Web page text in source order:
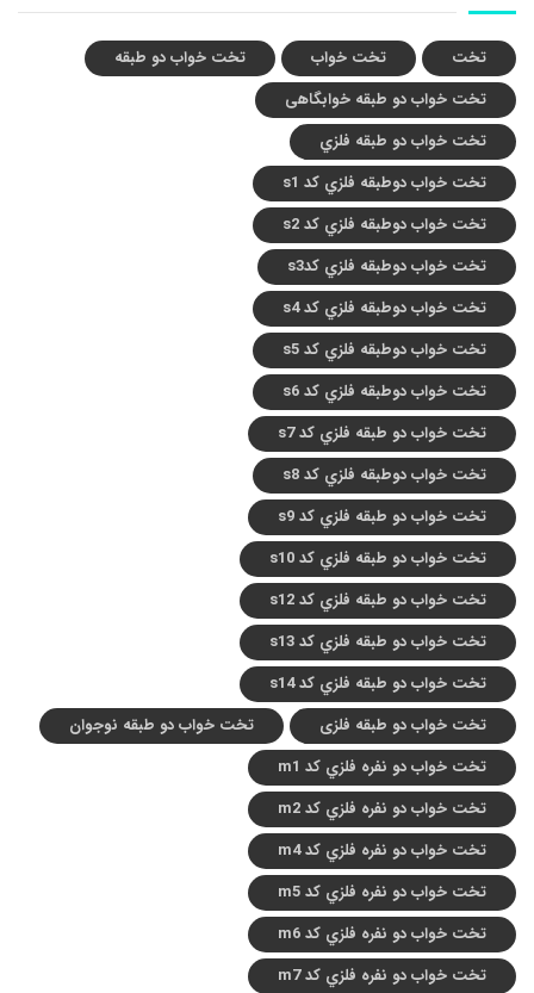
تخت تخت خواب
تخت خواب دو طبقه
تخت خواب دو طبقه خوابگاهی
تخت خواب دو طبقه فلزي
تخت خواب دوطبقه فلزي کد s1
تخت خواب دوطبقه فلزي کد s2
تخت خواب دوطبقه فلزي کدs3
تخت خواب دوطبقه فلزي کد s4
تخت خواب دوطبقه فلزي کد s5
تخت خواب دوطبقه فلزي کد s6
تخت خواب دو طبقه فلزي کد s7
تخت خواب دوطبقه فلزي کد s8
تخت خواب دو طبقه فلزي کد s9
تخت خواب دو طبقه فلزي کد s10
تخت خواب دو طبقه فلزي کد s12
تخت خواب دو طبقه فلزي کد s13
تخت خواب دو طبقه فلزي کد s14
تخت خواب دو طبقه فلزی
تخت خواب دو طبقه نوجوان
تخت خواب دو نفره فلزي کد m1
تخت خواب دو نفره فلزي کد m2
تخت خواب دو نفره فلزي کد m4
تخت خواب دو نفره فلزي کد m5
تخت خواب دو نفره فلزي کد m6
تخت خواب دو نفره فلزي کد m7